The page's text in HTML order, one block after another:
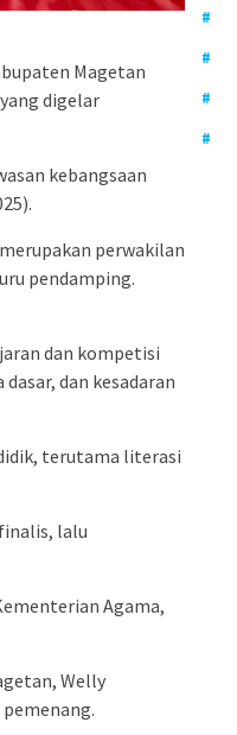
Magetan
digelar
kebangsaan
perwakilan
pendamping.
dan kompetisi
dan kesadaran
terutama literasi
lalu
Agama,
Welly